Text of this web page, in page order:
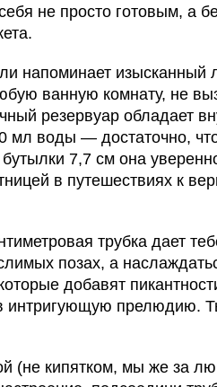
не просто готовым, а
напоминает изысканный
ванную комнату, не
резервуар обладает
воды — достаточно,
7,7 см она
в путешествиях к
трубка дает
позах, а
добавят
интригующую прелюдию.
(не кипятком, мы же за